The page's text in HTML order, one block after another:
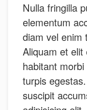
Nulla fringilla
elementum
diam vel enim
Aliquam et
habitant
turpis
suscipit